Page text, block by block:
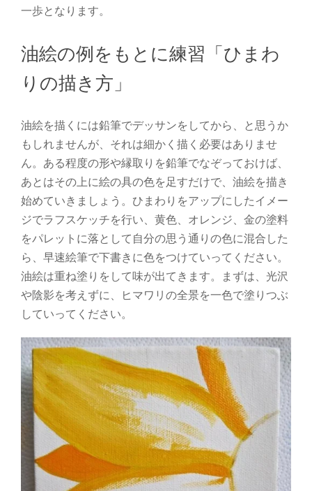
一歩となります。
油絵の例をもとに練習「ひまわ
りの描き方」
油絵を描くには鉛筆でデッサンをしてから、と思うか
もしれませんが、それは細かく描く必要はありませ
ん。ある程度の形や縁取りを鉛筆でなぞっておけば、
あとはその上に絵の具の色を足すだけで、油絵を描き
始めていきましょう。ひまわりをアップにしたイメー
ジでラフスケッチを行い、黄色、オレンジ、金の塗料
をパレットに落として自分の思う通りの色に混合した
ら、早速絵筆で下書きに色をつけていってください。
油絵は重ね塗りをして味が出てきます。まずは、光沢
や陰影を考えずに、ヒマワリの全景を一色で塗りつぶ
していってください。